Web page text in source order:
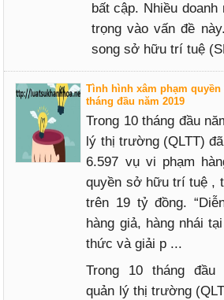
bất cập. Nhiều
trọng vào vấn đề
song sở hữu trí tuệ
Tình hình xâm phạm
tháng đầu năm 2019
Trong 10 tháng đầu
lý thị trường (QLTT)
6.597 vụ vi phạm
quyền sở hữu trí tuệ ,
trên 19 tỷ đồng.
hàng giả, hàng nhái
thức và giải p ...
Trong 10 tháng
quản lý thị trường